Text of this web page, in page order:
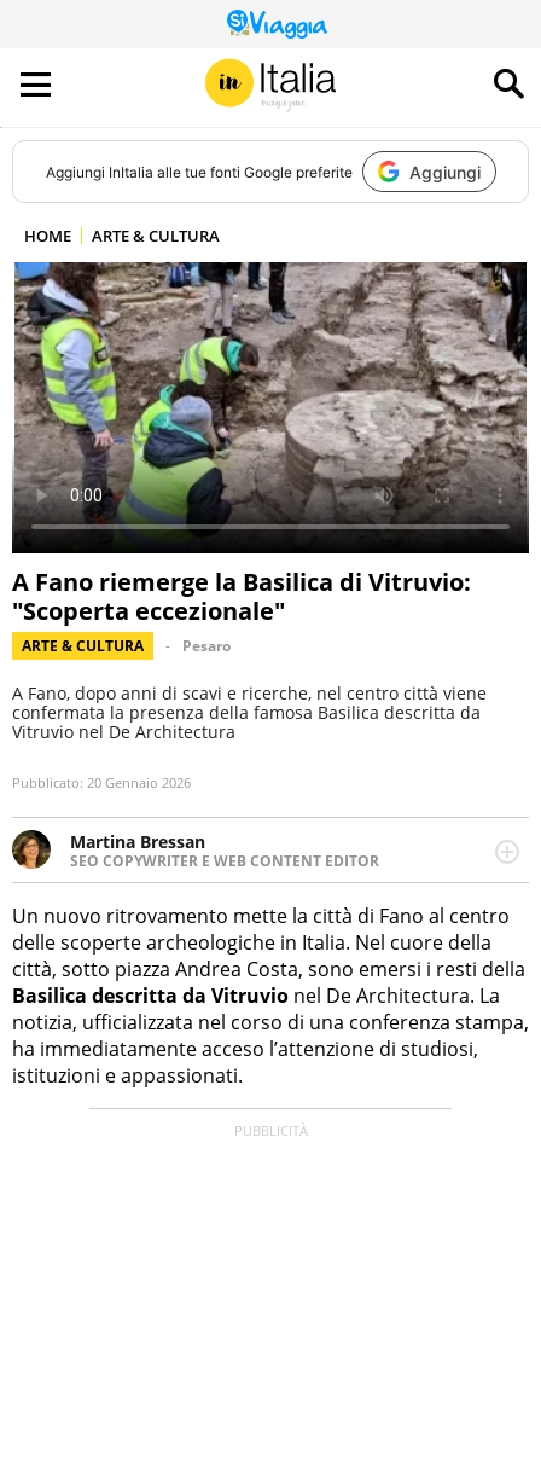
QUESTO
SITO
CONTRIBUISCE
ALL’AUDIENCE
DI
Aggiungi InItalia alle tue fonti Google preferite Aggiungi
HOME ARTE & CULTURA
A Fano riemerge la Basilica di Vitruvio:
"Scoperta eccezionale"
ARTE & CULTURA Pesaro
A Fano, dopo anni di scavi e ricerche, nel centro città viene
confermata la presenza della famosa Basilica descritta da
Vitruvio nel De Architectura
Pubblicato: 20 Gennaio 2026
Martina Bressan
SEO COPYWRITER E WEB CONTENT EDITOR
Appassionata di viaggi, di trail running e di yoga, ama
scoprire nuovi posti e nuove culture. Curiosa,
determinata e intraprendente adora leggere ma
soprattutto scrivere.
Un nuovo ritrovamento mette la città di Fano al centro
delle scoperte archeologiche in Italia. Nel cuore della
città, sotto piazza Andrea Costa, sono emersi i resti della
Basilica descritta da Vitruvio nel De Architectura. La
notizia, ufficializzata nel corso di una conferenza stampa,
ha immediatamente acceso l’attenzione di studiosi,
istituzioni e appassionati.